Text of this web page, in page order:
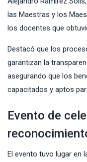
las Maestras y los
los docentes que
Destacó que los
garantizan la
asegurando que los
capacitados y aptos
Evento de
El evento tuvo lugar en